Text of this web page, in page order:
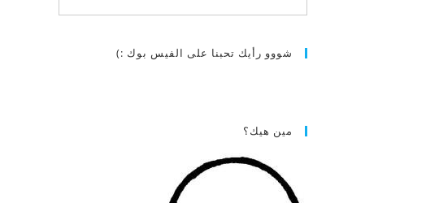
شووو رأيك تحبنا على الفيس بوك :)
مين هيك؟